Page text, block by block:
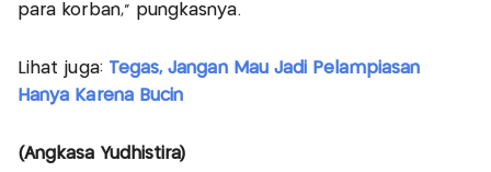
para korban," pungkasnya.
Lihat juga: Tegas, Jangan Mau Jadi Pelampiasan
Hanya Karena Bucin
(Angkasa Yudhistira)